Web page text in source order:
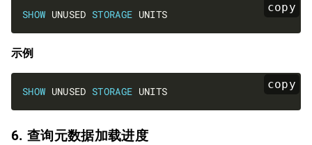
copy
SHOW UNUSED STORAGE
示例
copy
SHOW UNUSED STORAGE
6. 查询元数据加载进度